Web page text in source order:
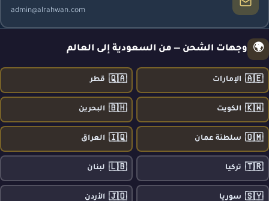
admin@alrahwan.com
🌍 وجهات الشحن — من السعودية إلى العالم
🇦🇪 الإمارات 🇶🇦 قطر
🇰🇼 الكويت 🇧🇭 البحرين
🇴🇲 سلطنة عمان 🇮🇶 العراق
🇹🇷 تركيا 🇱🇧 لبنان
🇸🇾 سوريا 🇯🇴 الأردن